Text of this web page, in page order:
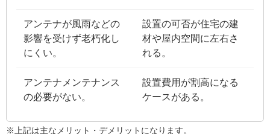
アンテナが風雨などの
影響を受けず老朽化し
にくい。
設置の可否が住宅の建
材や屋内空間に左右さ
れる。
アンテナメンテナンス
の必要がない。
設置費用が割高になる
ケースがある。
※上記は主なメリット・デメリットになります。